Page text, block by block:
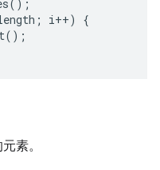
();
; i++)
{
();
素。